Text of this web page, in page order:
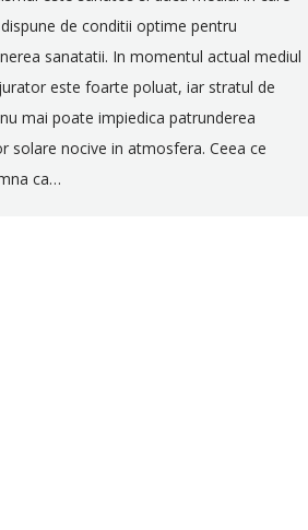
de conditii optime pentru
sanatatii. In momentul actual mediul
este foarte poluat, iar stratul de
mai poate impiedica patrunderea
solare nocive in atmosfera. Ceea ce
ca…